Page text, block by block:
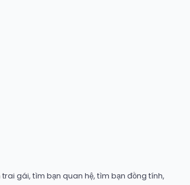
gái, tìm bạn quan hệ, tìm bạn đồng tính,